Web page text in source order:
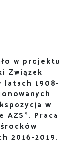
w projektu
Związek
latach 1908-
w
AZS". Praca
2016-2019.